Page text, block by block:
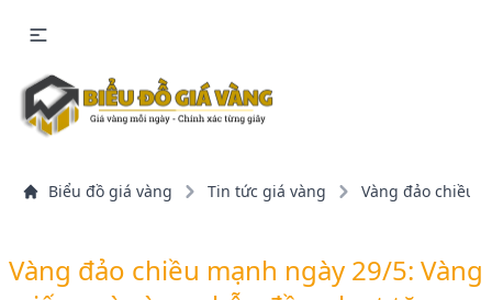
Biểu đồ giá vàng Tin tức giá vàng Vàng đảo chiều
Vàng đảo chiều mạnh ngày 29/5: Vàng